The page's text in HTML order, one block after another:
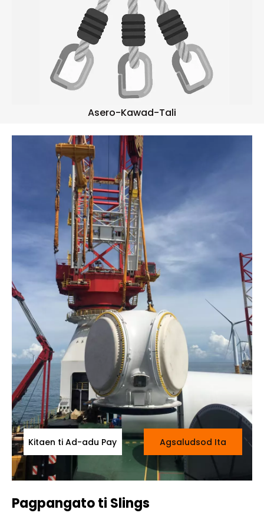
Asero-Kawad-Tali
Kitaen ti Ad-adu Pay Agsaludsod Ita
Pagpangato ti Slings